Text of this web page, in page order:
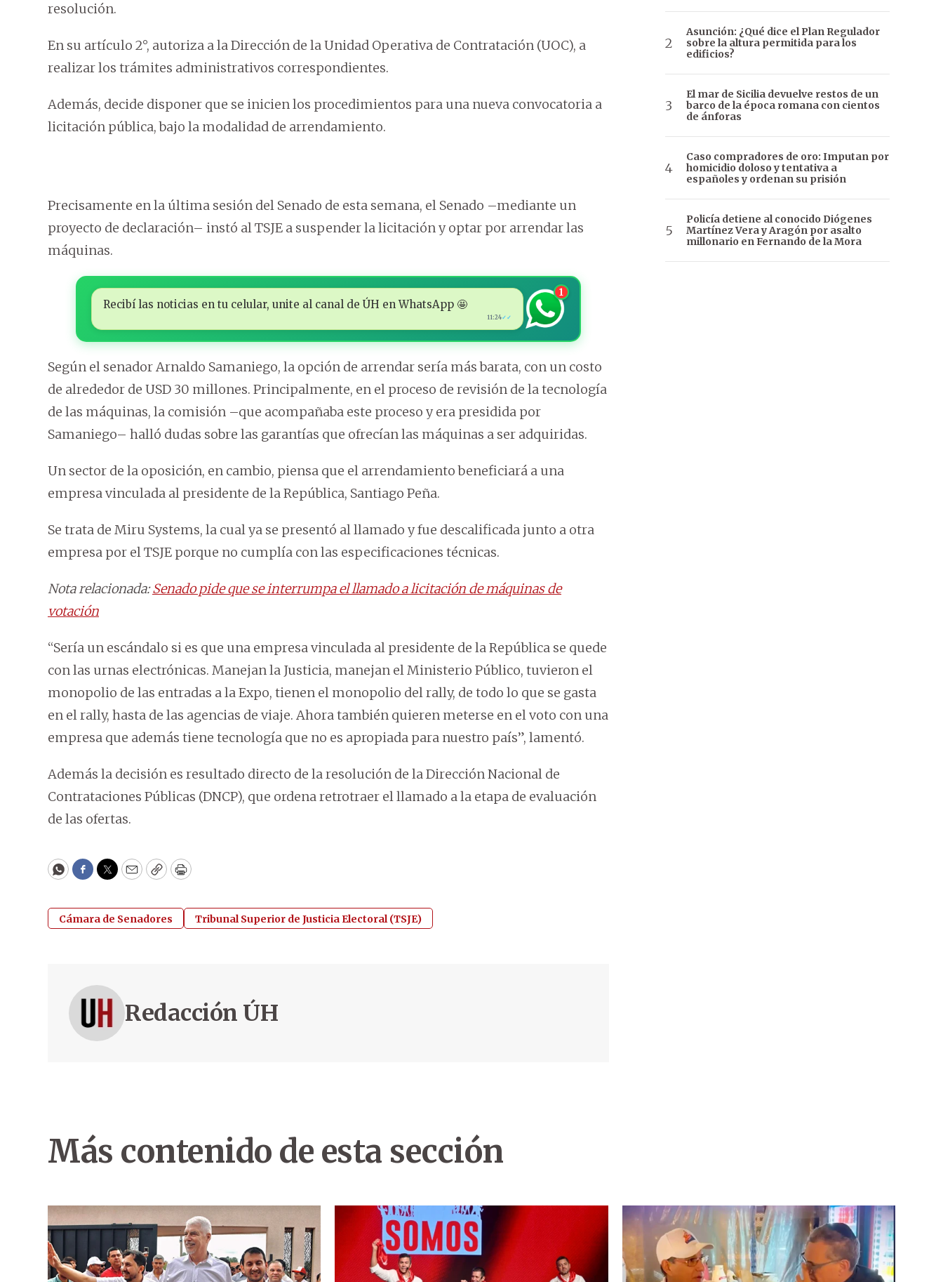
resolución.
En su artículo 2°, autoriza a la Dirección de la Unidad Operativa de Contratación (UOC), a
realizar los trámites administrativos correspondientes.
Además, decide disponer que se inicien los procedimientos para una nueva convocatoria a
licitación pública, bajo la modalidad de arrendamiento.
Precisamente en la última sesión del Senado de esta semana, el Senado –mediante un
proyecto de declaración– instó al TSJE a suspender la licitación y optar por arrendar las
máquinas.
Recibí las noticias en tu celular, unite al canal de ÚH en WhatsApp 🤩
11:24✓✓
1
Según el senador Arnaldo Samaniego, la opción de arrendar sería más barata, con un costo
de alrededor de USD 30 millones. Principalmente, en el proceso de revisión de la tecnología
de las máquinas, la comisión –que acompañaba este proceso y era presidida por
Samaniego– halló dudas sobre las garantías que ofrecían las máquinas a ser adquiridas.
Un sector de la oposición, en cambio, piensa que el arrendamiento beneficiará a una
empresa vinculada al presidente de la República, Santiago Peña.
Se trata de Miru Systems, la cual ya se presentó al llamado y fue descalificada junto a otra
empresa por el TSJE porque no cumplía con las especificaciones técnicas.
Nota relacionada:Senado pide que se interrumpa el llamado a licitación de máquinas de
votación
“Sería un escándalo si es que una empresa vinculada al presidente de la República se quede
con las urnas electrónicas. Manejan la Justicia, manejan el Ministerio Público, tuvieron el
monopolio de las entradas a la Expo, tienen el monopolio del rally, de todo lo que se gasta
en el rally, hasta de las agencias de viaje. Ahora también quieren meterse en el voto con una
empresa que además tiene tecnología que no es apropiada para nuestro país”, lamentó.
Además la decisión es resultado directo de la resolución de la Dirección Nacional de
Contrataciones Públicas (DNCP), que ordena retrotraer el llamado a la etapa de evaluación
de las ofertas.
WhatsApp
Facebook
Twitter
EmailCopyPrint
Cámara de Senadores Tribunal Superior de Justicia Electoral (TSJE)
Redacción ÚH
Asunción: ¿Qué dice el Plan Regulador
sobre la altura permitida para los
edificios?
El mar de Sicilia devuelve restos de un
barco de la época romana con cientos
de ánforas
Caso compradores de oro: Imputan por
homicidio doloso y tentativa a
españoles y ordenan su prisión
Policía detiene al conocido Diógenes
Martínez Vera y Aragón por asalto
millonario en Fernando de la Mora
Más contenido de esta sección